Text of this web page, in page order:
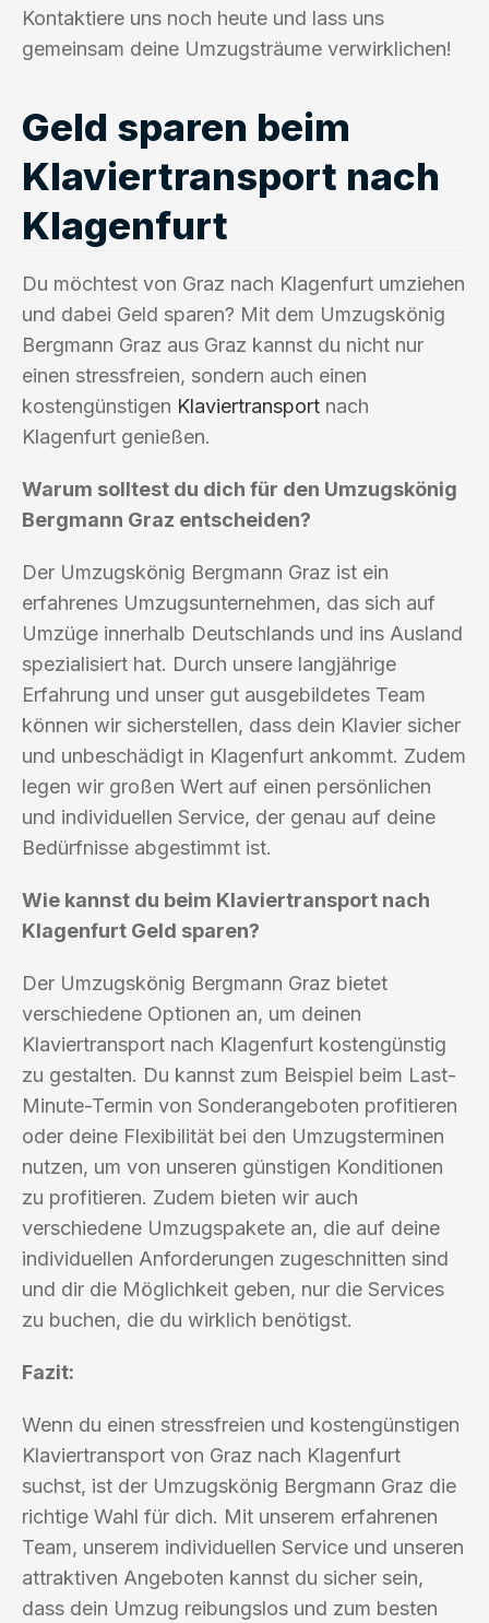
Kontaktiere uns noch heute und lass uns
gemeinsam deine Umzugsträume verwirklichen!
Geld sparen beim
Klaviertransport nach
Klagenfurt
Du möchtest von Graz nach Klagenfurt umziehen
und dabei Geld sparen? Mit dem Umzugskönig
Bergmann Graz aus Graz kannst du nicht nur
einen stressfreien, sondern auch einen
kostengünstigen Klaviertransport nach
Klagenfurt genießen.
Warum solltest du dich für den Umzugskönig
Bergmann Graz entscheiden?
Der Umzugskönig Bergmann Graz ist ein
erfahrenes Umzugsunternehmen, das sich auf
Umzüge innerhalb Deutschlands und ins Ausland
spezialisiert hat. Durch unsere langjährige
Erfahrung und unser gut ausgebildetes Team
können wir sicherstellen, dass dein Klavier sicher
und unbeschädigt in Klagenfurt ankommt. Zudem
legen wir großen Wert auf einen persönlichen
und individuellen Service, der genau auf deine
Bedürfnisse abgestimmt ist.
Wie kannst du beim Klaviertransport nach
Klagenfurt Geld sparen?
Der Umzugskönig Bergmann Graz bietet
verschiedene Optionen an, um deinen
Klaviertransport nach Klagenfurt kostengünstig
zu gestalten. Du kannst zum Beispiel beim Last-
Minute-Termin von Sonderangeboten profitieren
oder deine Flexibilität bei den Umzugsterminen
nutzen, um von unseren günstigen Konditionen
zu profitieren. Zudem bieten wir auch
verschiedene Umzugspakete an, die auf deine
individuellen Anforderungen zugeschnitten sind
und dir die Möglichkeit geben, nur die Services
zu buchen, die du wirklich benötigst.
Fazit:
Wenn du einen stressfreien und kostengünstigen
Klaviertransport von Graz nach Klagenfurt
suchst, ist der Umzugskönig Bergmann Graz die
richtige Wahl für dich. Mit unserem erfahrenen
Team, unserem individuellen Service und unseren
attraktiven Angeboten kannst du sicher sein,
dass dein Umzug reibungslos und zum besten